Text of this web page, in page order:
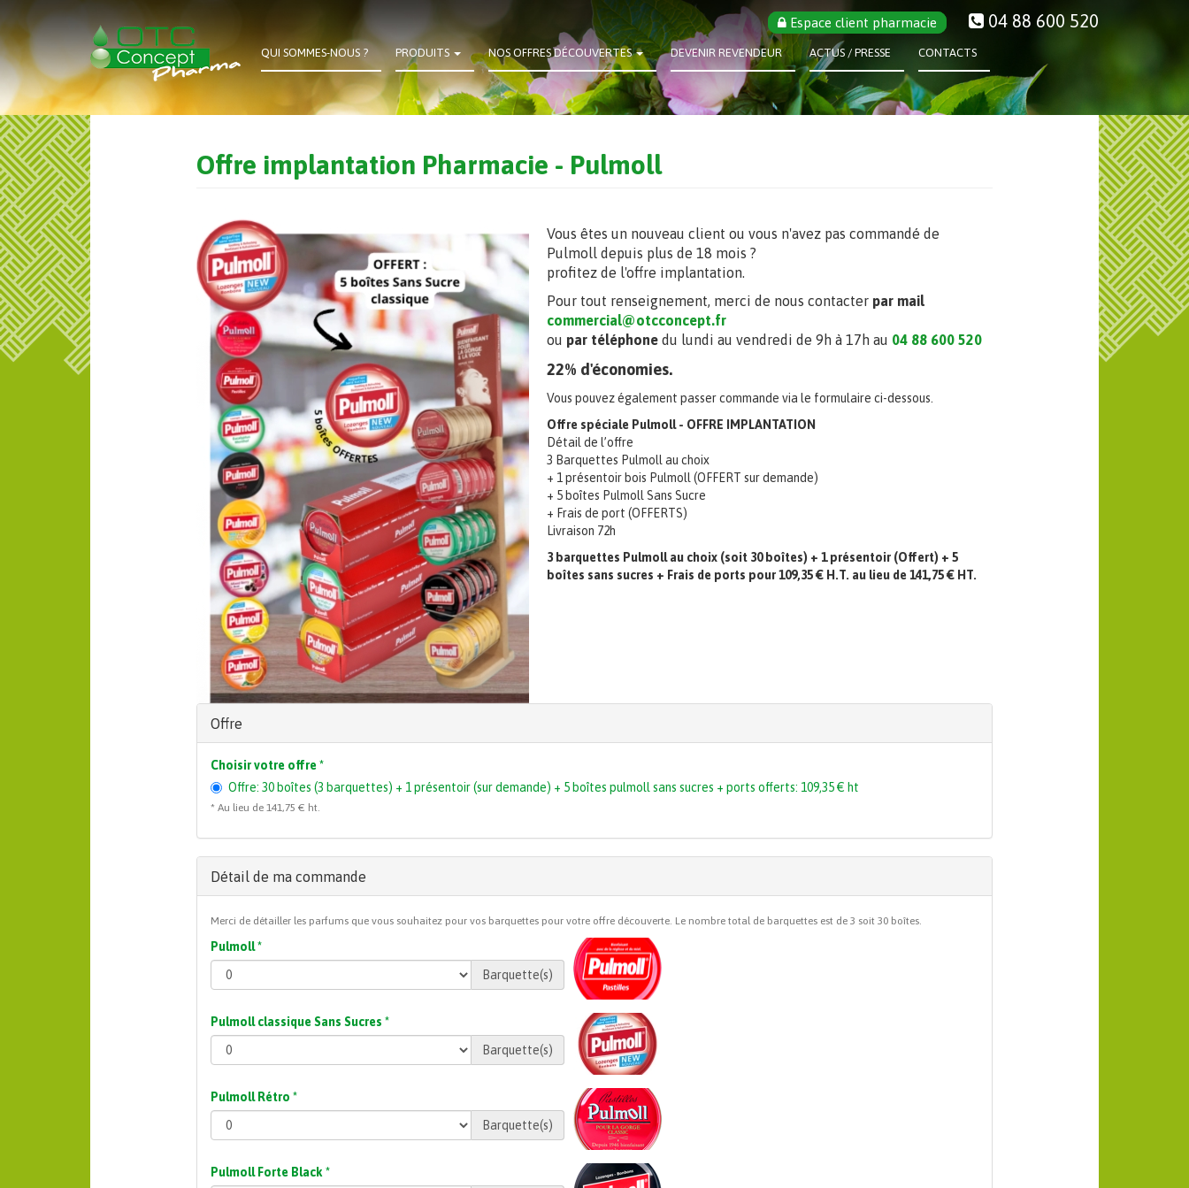
contenu
principal
Espace client pharmacie 04 88 600 520
QUI SOMMES-NOUS ? PRODUITS NOS OFFRES DÉCOUVERTES DEVENIR REVENDEUR ACTUS / PRESSE CONTACTS
Offre implantation Pharmacie - Pulmoll
Vous êtes un nouveau client ou vous n'avez pas commandé de
Pulmoll depuis plus de 18 mois ?
profitez de l'offre implantation.
Pour tout renseignement, merci de nous contacter par mail
commercial@otcconcept.fr
ou par téléphone du lundi au vendredi de 9h à 17h au 04 88 600 520
22% d'économies.
Vous pouvez également passer commande via le formulaire ci-dessous.
Offre spéciale Pulmoll - OFFRE IMPLANTATION
Détail de l’offre
3 Barquettes Pulmoll au choix
+ 1 présentoir bois Pulmoll (OFFERT sur demande)
+ 5 boîtes Pulmoll Sans Sucre
+ Frais de port (OFFERTS)
Livraison 72h
3 barquettes Pulmoll au choix (soit 30 boîtes) + 1 présentoir (Offert) + 5
boîtes sans sucres + Frais de ports pour 109,35 € H.T. au lieu de 141,75 € HT.
Offre
Choisir votre offre*
Offre: 30 boîtes (3 barquettes) + 1 présentoir (sur demande) + 5 boîtes pulmoll sans sucres + ports offerts: 109,35 € ht
* Au lieu de 141,75 € ht.
Détail de ma commande
Merci de détailler les parfums que vous souhaitez pour vos barquettes pour votre offre découverte. Le nombre total de barquettes est de 3 soit 30 boîtes.
Pulmoll*
Barquette(s)
Pulmoll classique Sans Sucres *
Barquette(s)
Pulmoll Rétro *
Barquette(s)
Pulmoll Forte Black *